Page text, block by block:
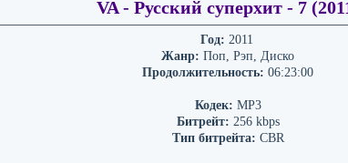
VA - Русский суперхит - 7
Год: 2011
Жанр: Поп, Рэп, Диско
Продолжительность: 06:23:00
Кодек: MP3
Битрейт: 256 kbps
Тип битрейта: CBR